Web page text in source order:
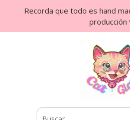
Recorda que todo es hand